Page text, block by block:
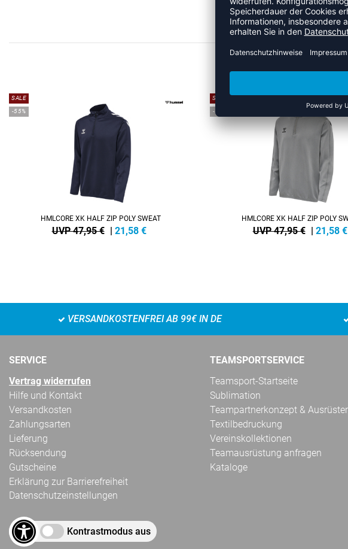
MEHR AUS
SALE
-55%
HMLCORE XK HALF ZIP POLY SWEAT
UVP 47,95 € | 21,58 €
SALE
-55%
HMLCORE XK HALF ZIP POLY
UVP 47,95 € | 21,58 €
VERSANDKOSTENFREI AB 99€ IN DE
SERVICE
Vertrag widerrufen
Hilfe und Kontakt
Versandkosten
Zahlungsarten
Lieferung
Rücksendung
Gutscheine
Erklärung zur Barrierefreiheit
Datenschutzeinstellungen
Kontrastmodus aus
TEAMSPORTSERVICE
Teamsport-Startseite
Sublimation
Teampartnerkonzept &
Textilbedruckung
Vereinskollektionen
Teamausrüstung anfragen
Kataloge